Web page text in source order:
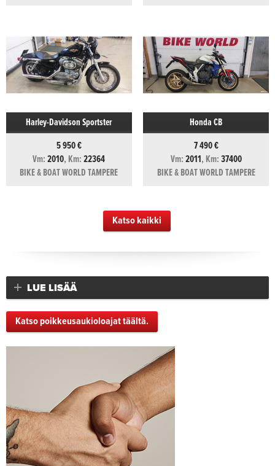
Harley-Davidson Sportster
5 950 €
Vm:2010, Km:22364
BIKE & BOAT WORLD TAMPERE
Honda CB
7 490 €
Vm:2011, Km:37400
BIKE & BOAT WORLD TAMPERE
Katso kaikki
LUE LISÄÄ
Katso poikkeusaukioloajat täältä.